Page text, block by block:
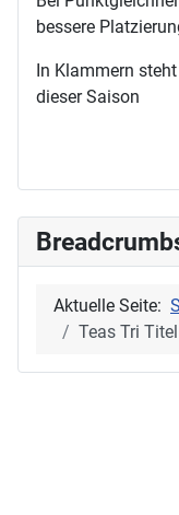
bessere
In Klammern
dieser Saison
Aktuelle Seite:
Teas Tri Titel